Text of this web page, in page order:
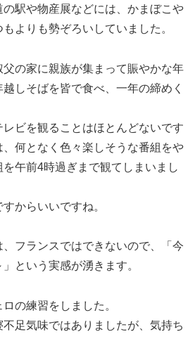
駅や物産展などには、かまぼこや
よりも勢ぞろいしていました。
の家に親族が集まって賑やかな年
しそばを皆で食べ、一年の締めく
ビを観ることはほとんどないです
何となく色々楽しそうな番組をや
午前4時過ぎまで観てしまいまし
からいいですね。
フランスではできないので、「今
という実感が湧きます。
の練習をしました。
足気味ではありましたが、気持ち